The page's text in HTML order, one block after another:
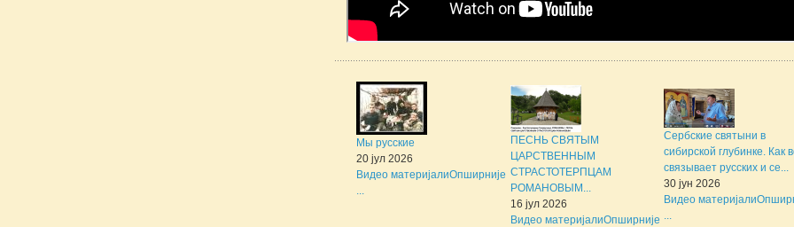
Мы русские
20 јул 2026
Видео материјалиОпширније
...
ПЕСНЬ СВЯТЫМ
ЦАРСТВЕННЫМ
СТРАСТОТЕРПЦАМ
РОМАНОВЫМ...
16 јул 2026
Видео материјалиОпширније
Сербские святыни в
сибирской глубинке. Как
связывает русских и се...
30 јун 2026
Видео материјали
...